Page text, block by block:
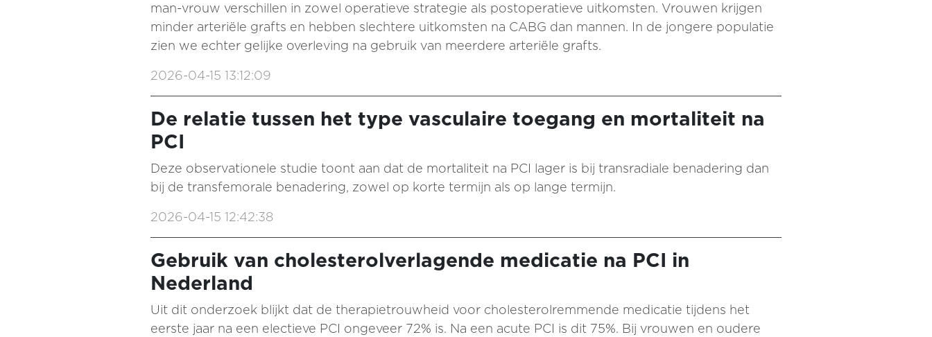
man-vrouw verschillen in zowel operatieve strategie als postoperatieve uitkomsten. Vrouwen krijgen
minder arteriële grafts en hebben slechtere uitkomsten na CABG dan mannen. In de jongere populatie
zien we echter gelijke overleving na gebruik van meerdere arteriële grafts.
2026-04-15 13:12:09
De relatie tussen het type vasculaire toegang en mortaliteit na
PCI
Deze observationele studie toont aan dat de mortaliteit na PCI lager is bij transradiale benadering dan
bij de transfemorale benadering, zowel op korte termijn als op lange termijn.
2026-04-15 12:42:38
Gebruik van cholesterolverlagende medicatie na PCI in
Nederland
Uit dit onderzoek blijkt dat de therapietrouwheid voor cholesterolremmende medicatie tijdens het
eerste jaar na een electieve PCI ongeveer 72% is. Na een acute PCI is dit 75%. Bij vrouwen en oudere